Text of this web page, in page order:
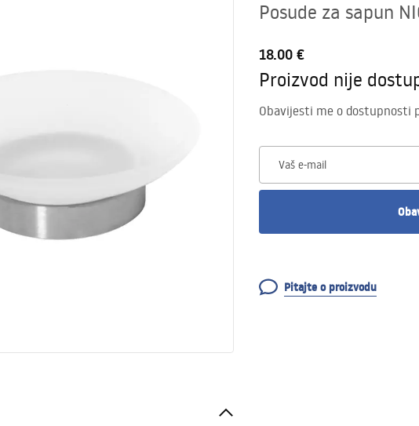
Posude za sapun
18.00 €
Proizvod nije
Obavijesti me o dostupnosti
Vaš e-mail
Pitajte o proizvodu